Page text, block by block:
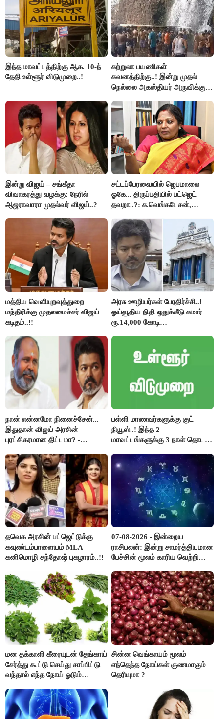
இந்த மாவட்டத்திற்கு ஆக. 10-ந்
தேதி உள்ளூர் விடுமுறை..!
சுற்றுலா பயணிகள்
கவனத்திற்கு..! இன்று முதல்
நெல்லை அகஸ்தியர் அருவிக்கு
இன்று விஜய் – சங்கீதா
விவாகரத்து வழக்கு: நேரில்
ஆஜராவாரா முதல்வர் விஜய்..?
சட்டப்பேரவையில் ஜெபமாலை
ஓகே... திருப்பதியில் பட்ஜெட்
தவறா..?: சு.வெங்கடேசன்,
கேள்வி..!
மத்திய வெளியுறவுத்துறை
மந்திரிக்கு முதலமைச்சர் விஜய்
கடிதம்..!!
அரசு ஊழியர்கள் பேரதிர்ச்சி..!
ஓய்வூதிய நிதி ஒதுக்கீடு சுமார்
ரூ.14,000 கோடி
நான் என்னமோ நினைச்சேன்...
இதுதான் விஜய் அரசின்
புரட்சிகரமான திட்டமா? -
பள்ளி மாணவர்களுக்கு குட்
நியூஸ்..! இந்த 2
மாவட்டங்களுக்கு 3 நாள் தொடர்
தவெக அரசின் பட்ஜெட்டுக்கு
கவுண்டம்பாளையம் MLA
கனிமொழி சந்தோஷ் புகழாரம்..!!
07-08-2026 - இன்றைய
ராசிபலன்: இன்று சாமர்த்தியமான
பேச்சின் மூலம் காரிய வெற்றி
பொறுப்புகளை ஒப்படைப்பதில்
கவனம் தேவை..!
மன தக்காளி கீரையுடன் தேங்காய்
சேர்த்து கூட்டு செய்து சாப்பிட்டு
வந்தால் எந்த நோய் ஓடும்
சின்ன வெங்காயம் மூலம்
எந்தெந்த நோய்கள் குணமாகும்
தெரியுமா ?